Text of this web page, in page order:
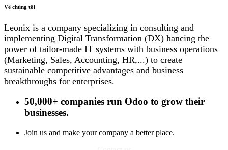
Về chúng tôi
Leonix is a company specializing in consulting and
implementing Digital Transformation (DX) hancing the
power of tailor-made IT systems with business operations
(Marketing, Sales, Accounting, HR,...) to create
sustainable competitive advantages and business
breakthroughs for enterprises.
50,000+ companies run Odoo to grow their
businesses.
Join us and make your company a better place.